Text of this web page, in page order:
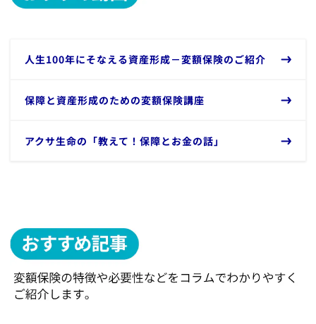
​人生100年にそなえる資産形成－変額保険のご紹介
​保障と資産形成のための変額保険講座
​アクサ生命の「教えて！保障とお金の話」